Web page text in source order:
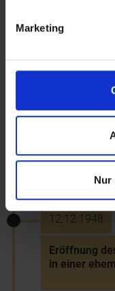
Marketing
Nur
16.12.1946
Offizieller
Wiener
12.12.1948
Eröffnung
in einer